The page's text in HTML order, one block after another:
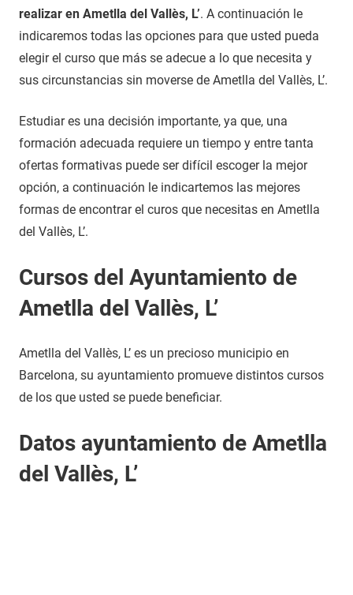
de
noviembre
2021
en
Barcelona
realizar en Ametlla del Vallès, L’. A continuación le
indicaremos todas las opciones para que usted pueda
elegir el curso que más se adecue a lo que necesita y
sus circunstancias sin moverse de Ametlla del Vallès, L’.
Estudiar es una decisión importante, ya que, una
formación adecuada requiere un tiempo y entre tanta
ofertas formativas puede ser difícil escoger la mejor
opción, a continuación le indicartemos las mejores
formas de encontrar el curos que necesitas en Ametlla
del Vallès, L’.
Cursos del Ayuntamiento de
Ametlla del Vallès, L’
Ametlla del Vallès, L’ es un precioso municipio en
Barcelona, su ayuntamiento promueve distintos cursos
de los que usted se puede beneficiar.
Datos ayuntamiento de Ametlla
del Vallès, L’